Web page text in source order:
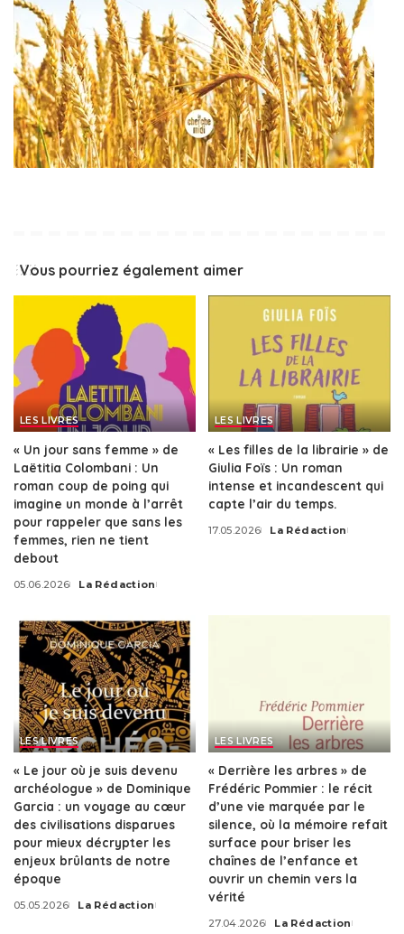
Vous pourriez également aimer
LES LIVRES
« Un jour sans femme » de
Laëtitia Colombani : Un
roman coup de poing qui
imagine un monde à l’arrêt
pour rappeler que sans les
femmes, rien ne tient
debout
05.06.2026
Posted
La Rédaction
LES LIVRES
« Les filles de la librairie » de
Giulia Foïs : Un roman
intense et incandescent qui
capte l’air du temps.
17.05.2026
Posted
La Rédaction
LES LIVRES
« Le jour où je suis devenu
archéologue » de Dominique
Garcia : un voyage au cœur
des civilisations disparues
pour mieux décrypter les
enjeux brûlants de notre
époque
05.05.2026
Posted
La Rédaction
LES LIVRES
« Derrière les arbres » de
Frédéric Pommier : le récit
d’une vie marquée par le
silence, où la mémoire refait
surface pour briser les
chaînes de l’enfance et
ouvrir un chemin vers la
vérité
27.04.2026
Posted
La Rédaction